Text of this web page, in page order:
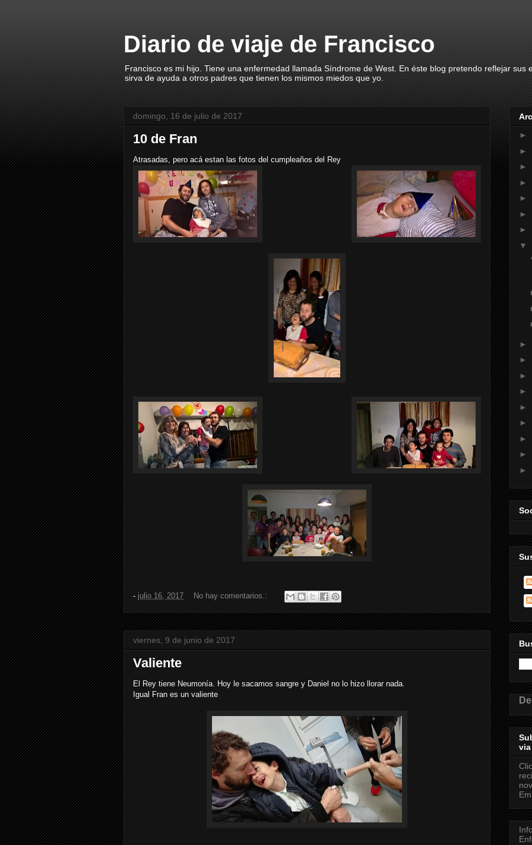
Diario de viaje de Francisco
Francisco es mi hijo. Tiene una enfermedad llamada Síndrome de West. En éste blog pretendo reflejar sus
sirva de ayuda a otros padres que tienen los mismos miedos que yo.
domingo, 16 de julio de 2017
10 de Fran
Atrasadas, pero acá estan las fotos del cumpleaños del Rey
- julio 16, 2017 No hay comentarios.:
viernes, 9 de junio de 2017
Valiente
El Rey tiene Neumonía. Hoy le sacamos sangre y Daniel no lo hizo llorar nada.
Igual Fran es un valiente
►
►
►
►
►
►
►
▼
►
►
►
►
►
►
►
►
►
via